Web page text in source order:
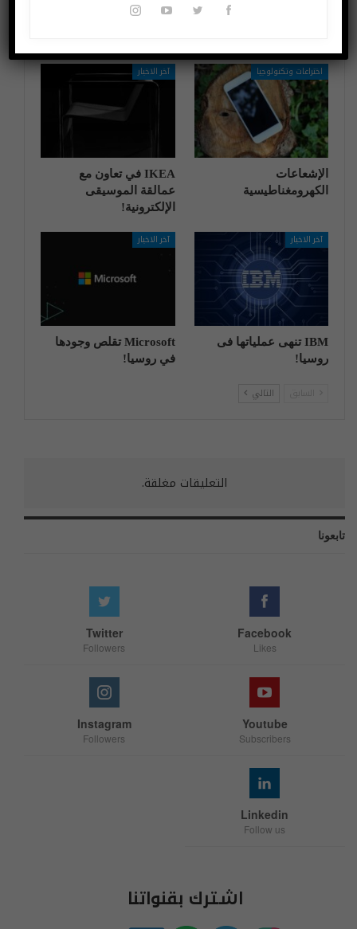
اختراعات وتكنولوجيا
الإشعاعات
الكهرومغناطيسية
آخر الاخبار
IKEA في تعاون مع
عمالقة الموسيقى
الإلكترونية!
آخر الاخبار
IBM تنهی عملیاتها فی
روسیا!
آخر الاخبار
Microsoft تقلص وجودها
في روسيا!
التالي
التعليقات مغلقة.
تابعونا
Facebook
Likes
Twitter
Followers
Youtube
Subscribers
Instagram
Followers
Linkedin
Follow us
اشترك بقنواتنا